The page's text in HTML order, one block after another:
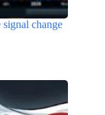
change